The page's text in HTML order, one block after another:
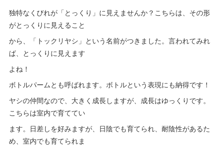
独特なくびれが「とっくり」に見えませんか？こちらは、その形
がとっくりに見えること
から、「トックリヤシ」という名前がつきました。言われてみれ
ば、とっくりに見えます
よね！
ボトルパームとも呼ばれます。ボトルという表現にも納得です！
ヤシの仲間なので、大きく成長しますが、成長はゆっくりです。
こちらは室内で育ててい
ます。日差しを好みますが、日陰でも育てられ、耐陰性があるた
め、室内でも育てられま